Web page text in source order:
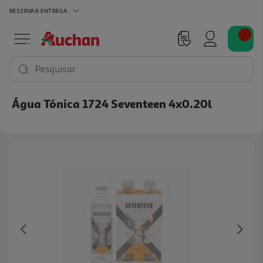
RESERVAR ENTREGA
Pesquisar
Água Tónica 1724 Seventeen 4x0.20l
Previous